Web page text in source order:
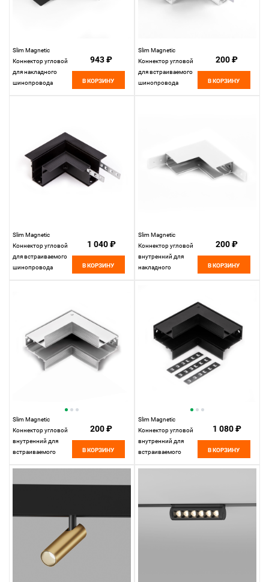
Slim Magnetic
Коннектор угловой
для накладного
шинопровода
943 ₽
В КОРЗИНУ
Slim Magnetic
Коннектор угловой
для встраиваемого
шинопровода
200 ₽
В КОРЗИНУ
Slim Magnetic
Коннектор угловой
для встраиваемого
шинопровода
1 040 ₽
В КОРЗИНУ
Slim Magnetic
Коннектор угловой
внутренний для
накладного
200 ₽
В КОРЗИНУ
Slim Magnetic
Коннектор угловой
внутренний для
встраиваемого
Elektrostandard
200 ₽
В КОРЗИНУ
Slim Magnetic
Коннектор угловой
внутренний для
встраиваемого
1 080 ₽
В КОРЗИНУ